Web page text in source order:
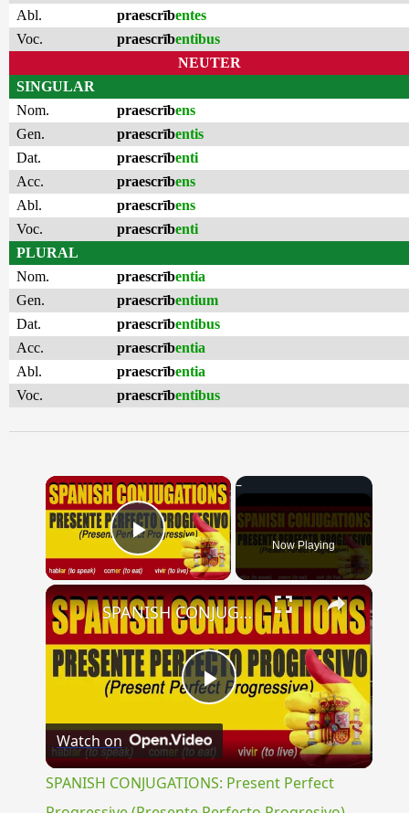
Abl.
praescrībentes
Voc.
praescrībentibus
NEUTER
SINGULAR
Nom.
praescrībens
Gen.
praescrībentis
Dat.
praescrībenti
Acc.
praescrībens
Abl.
praescrībens
Voc.
praescrībenti
PLURAL
Nom.
praescrībentia
Gen.
praescrībentium
Dat.
praescrībentibus
Acc.
praescrībentia
Abl.
praescrībentia
Voc.
praescrībentibus
×
Play Video Now Playing
×
Play
Video
SPANISH CONJUGATIONS: Present Perfect Progressive (Presente Perfecto Progresivo)
Watch on
SPANISH CONJUGATIONS: Present Perfect